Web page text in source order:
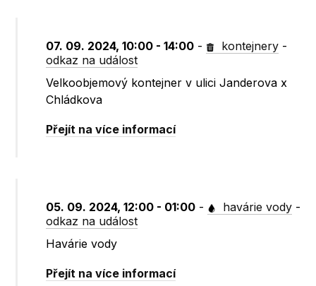
07. 09. 2024, 10:00 - 14:00 - kontejnery -
odkaz na událost
Velkoobjemový kontejner v ulici Janderova x
Chládkova
Přejít na více informací
05. 09. 2024, 12:00 - 01:00 - havárie vody -
odkaz na událost
Havárie vody
Přejít na více informací